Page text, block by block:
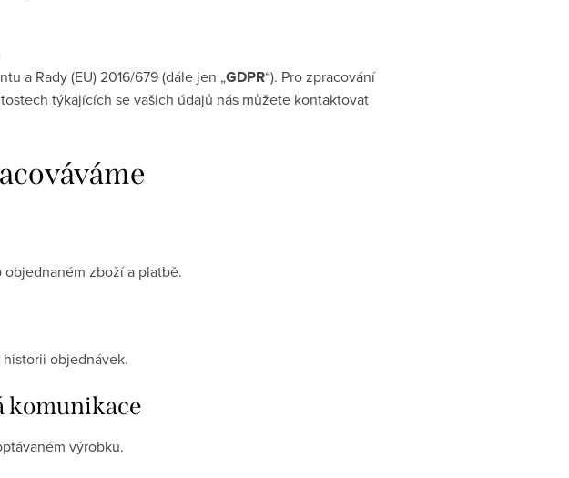
a Rady (EU) 2016/679 (dále jen „GDPR“). Pro zpracování
týkajících se vašich údajů nás můžete kontaktovat
zboží a platbě.
objednávek.
komunikace
výrobku.